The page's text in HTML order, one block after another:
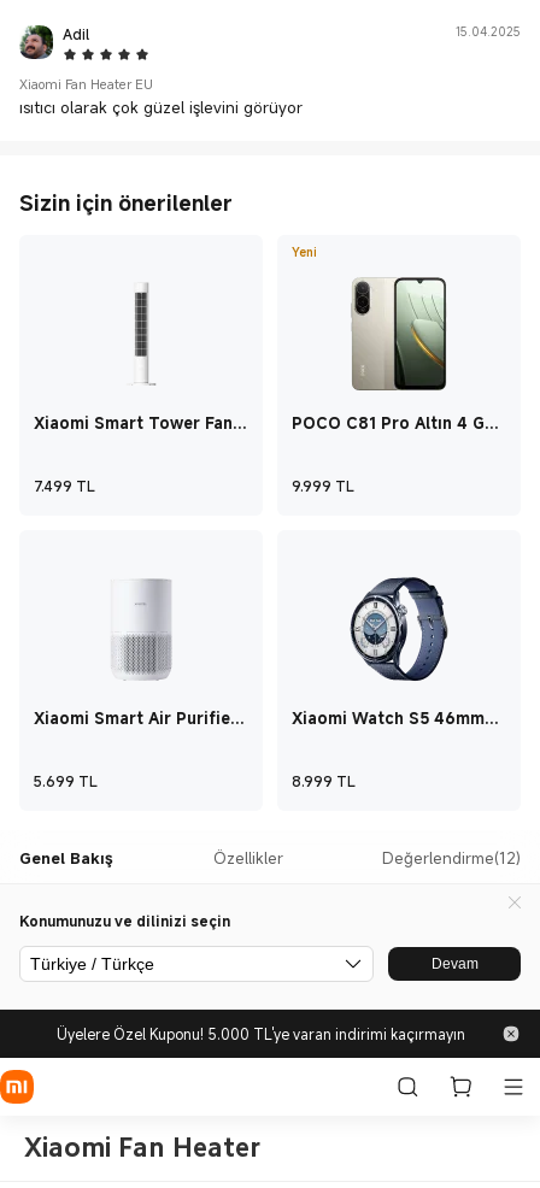
Adil
5 Star
15.04.2025
Xiaomi Fan Heater EU
ısıtıcı olarak çok güzel işlevini görüyor
Sizin için önerilenler
Xiaomi Smart Tower Fan 2
7.499 TL Current Price TL7.499
Yeni
POCO C81 Pro Altın 4 GB
9.999 TL
Xiaomi Smart Air Purifier
5.699 TL Current Price TL5.699
Xiaomi Watch S5 46mm
8.999 TL
Genel Bakış Özellikler Değerlendirme(12)